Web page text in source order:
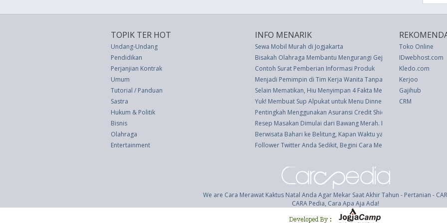
TOPIK TER HOT
Undang-Undang
Pendidikan
Perjanjian Kontrak
Umum
Tutorial / Panduan
Sastra
Hukum & Politik
Bisnis
Olahraga
Entertainment
INFO MENARIK
Sewa Mobil Murah di Jogjakarta
Bisakah Olahraga Membantu Mengurangi Gejala Kecemasan? Cari
Contoh Surat Pemberian Informasi Produk
Menjadi Pemimpin di Tim Kerja Wanita Tanpa Stereotipe Jender
Selain Mematikan, Hiu Menyimpan 4 Fakta Menarik Ini
Yuk! Membuat Sup Alpukat untuk Menu Dinner
Pentingkah Menggunakan Asuransi Credit Shield?
Resep Masakan Dimulai dari Bawang Merah. Inilah Cara Mengetahui
Berwisata Bahari ke Belitung, Kapan Waktu yang Tepat?
Follower Twitter Anda Sedikit, Begini Cara Menambahnya
Toko Online
IDwebhost.com
Kledo.com
Kerjoo
Gajihub
CRM
We are Cara Merawat Kaktus Natal Anda Agar Mekar Saat Akhir Tahun - Pertanian -
CARA Pedia, Cara Apa Aja Ada!